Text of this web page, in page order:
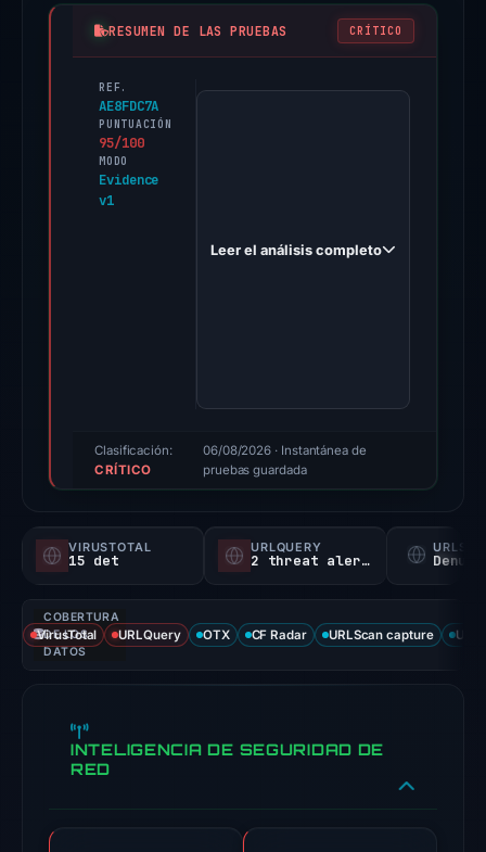
RESUMEN DE LAS PRUEBAS CRÍTICO
REF.
AE8FDC7A
PUNTUACIÓN
95/100
MODO
Evidence
v1
PhishDestroy
score,
not
probability).
Threat
signals:
15
of
flagged
domain
Leer el análisis completo
Clasificación:
CRÍTICO
06/08/2026 · Instantánea de
pruebas guardada
VIRUSTOTAL
15 det
URLQUERY
2 threat alerts
COBERTURA
DE LOS
DATOS
VirusTotal URLQuery OTX CF Radar URLScan capture
INTELIGENCIA DE SEGURIDAD DE
RED